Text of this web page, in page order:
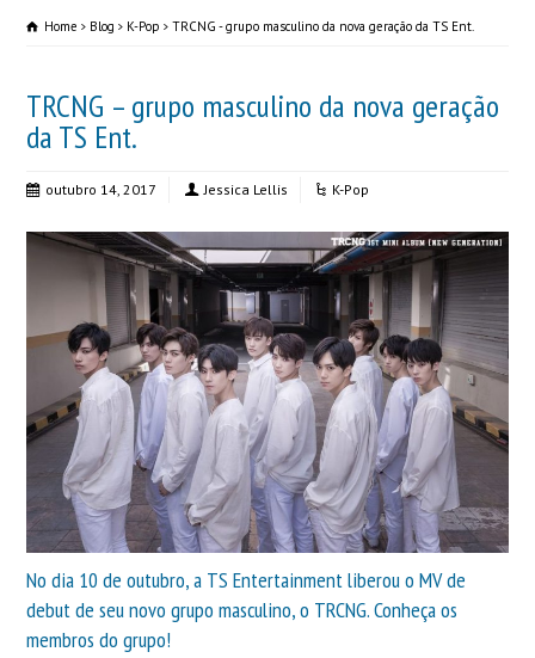
Home Blog K-Pop TRCNG - grupo masculino da nova geração da TS Ent.
TRCNG – grupo masculino da nova geração
da TS Ent.
outubro 14, 2017 Jessica Lellis K-Pop
No dia 10 de outubro, a TS Entertainment liberou o MV de
debut de seu novo grupo masculino, o TRCNG. Conheça os
membros do grupo!